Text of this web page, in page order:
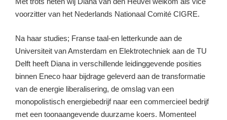
voorzitter van het Nederlands Nationaal Comité CIGRE.
Na haar studies; Franse taal-en letterkunde aan de
Universiteit van Amsterdam en Elektrotechniek aan de TU
Delft heeft Diana in verschillende leidinggevende posities
binnen Eneco haar bijdrage geleverd aan de transformatie
van de energie liberalisering, de omslag van een
monopolistisch energiebedrijf naar een commercieel bedrijf
met een toonaangevende duurzame koers. Momenteel